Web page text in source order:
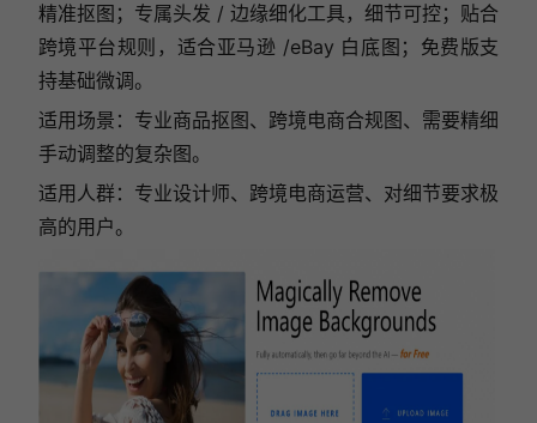
精准抠图；专属头发 / 边缘细化工具，细节可控；贴合
跨境平台规则，适合亚马逊 /eBay 白底图；免费版支
持基础微调。
适用场景：专业商品抠图、跨境电商合规图、需要精细
手动调整的复杂图。
适用人群：专业设计师、跨境电商运营、对细节要求极
高的用户。